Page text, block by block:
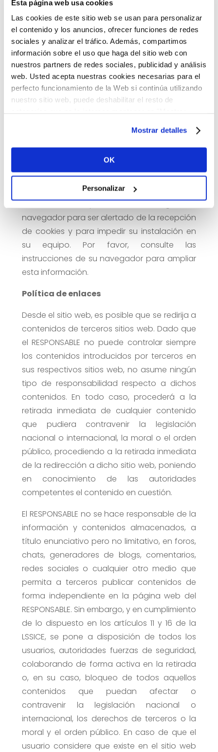
Esta página web usa cookies
Las cookies de este sitio web se usan para personalizar
el contenido y los anuncios, ofrecer funciones de redes
sociales y analizar el tráfico. Además, compartimos
información sobre el uso que haga del sitio web con
nuestros partners de redes sociales, publicidad y análisis
web. Usted acepta nuestras cookies necesarias para el
perfecto funcionamiento de la Web si continúa utilizando
nuestro sitio web, puede deshabilitar el resto de
Mostrar detalles
OK
Personalizar
hayan registrado previamente a las áreas,
servicios, promociones o concursos
reservados exclusivamente a ellos sin tener
que registrarse en cada visita.
También se pueden utilizar para medir la
audiencia, parámetros de tráfico, controlar el
en estos casos cookies prescindibles
usuario. Este sitio web no instalará cookies
El usuario tiene la posibilidad de configurar su
navegador para ser alertado de la recepción
de cookies y para impedir su instalación en
su equipo. Por favor, consulte las
instrucciones de su navegador para ampliar
esta información.
Política de enlaces
Desde el sitio web, es posible que se redirija a
contenidos de terceros sitios web. Dado que
el RESPONSABLE no puede controlar siempre
los contenidos introducidos por terceros en
sus respectivos sitios web, no asume ningún
tipo de responsabilidad respecto a dichos
contenidos. En todo caso, procederá a la
retirada inmediata de cualquier contenido
que pudiera contravenir la legislación
nacional o internacional, la moral o el orden
público, procediendo a la retirada inmediata
de la redirección a dicho sitio web, poniendo
en conocimiento de las autoridades
competentes el contenido en cuestión.
El RESPONSABLE no se hace responsable de la
información y contenidos almacenados, a
título enunciativo pero no limitativo, en foros,
chats, generadores de blogs, comentarios,
redes sociales o cualquier otro medio que
permita a terceros publicar contenidos de
forma independiente en la página web del
RESPONSABLE. Sin embargo, y en cumplimiento
de lo dispuesto en los artículos 11 y 16 de la
LSSICE, se pone a disposición de todos los
usuarios, autoridades fuerzas de seguridad,
colaborando de forma activa en la retirada
o, en su caso, bloqueo de todos aquellos
contenidos que puedan afectar o
contravenir la legislación nacional o
internacional, los derechos de terceros o la
moral y el orden público. En caso de que el
usuario considere que existe en el sitio web